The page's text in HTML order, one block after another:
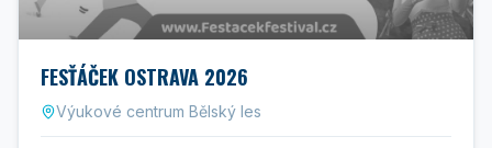
FESŤÁČEK OSTRAVA 2026
Výukové centrum Bělský les